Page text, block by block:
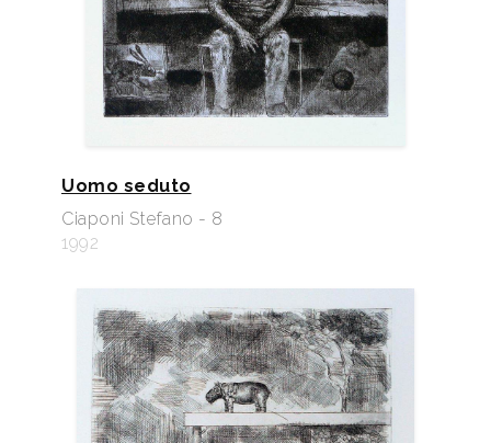
Uomo seduto
Ciaponi Stefano - 8
1992